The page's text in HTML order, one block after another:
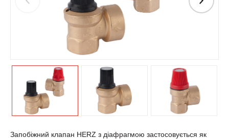
Запобіжний клапан HERZ з діафрагмою застосовується як